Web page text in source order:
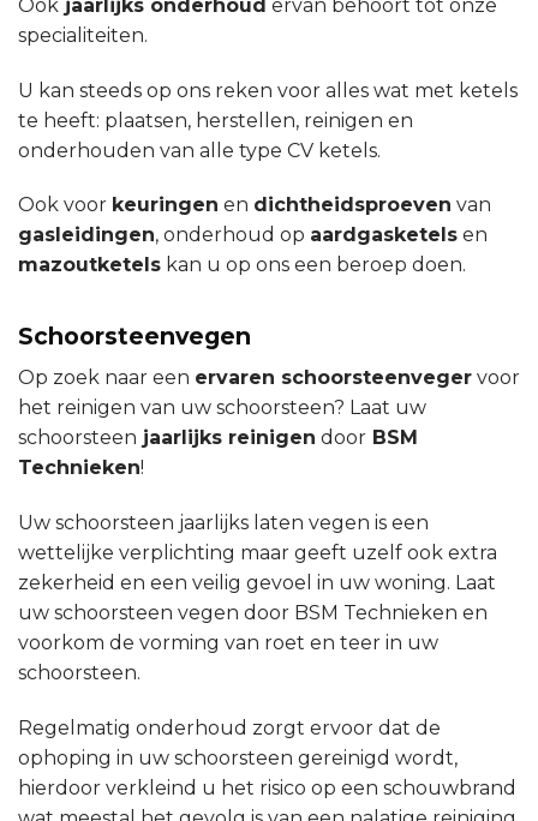
Ook jaarlijks onderhoud ervan behoort tot onze
specialiteiten.
U kan steeds op ons reken voor alles wat met ketels
te heeft: plaatsen, herstellen, reinigen en
onderhouden van alle type CV ketels.
Ook voor keuringen en dichtheidsproeven van
gasleidingen, onderhoud op aardgasketels en
mazoutketels kan u op ons een beroep doen.
Schoorsteenvegen
Op zoek naar een ervaren schoorsteenveger voor
het reinigen van uw schoorsteen? Laat uw
schoorsteen jaarlijks reinigen door BSM
Technieken!
Uw schoorsteen jaarlijks laten vegen is een
wettelijke verplichting maar geeft uzelf ook extra
zekerheid en een veilig gevoel in uw woning. Laat
uw schoorsteen vegen door BSM Technieken en
voorkom de vorming van roet en teer in uw
schoorsteen.
Regelmatig onderhoud zorgt ervoor dat de
ophoping in uw schoorsteen gereinigd wordt,
hierdoor verkleind u het risico op een schouwbrand